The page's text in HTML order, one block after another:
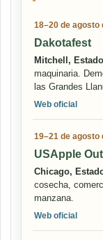
18–20 de agosto
Dakotafest
Mitchell,
maquinaria.
las Grandes
Web oficial
19–21 de agosto
USApple
Chicago,
cosecha,
manzana.
Web oficial